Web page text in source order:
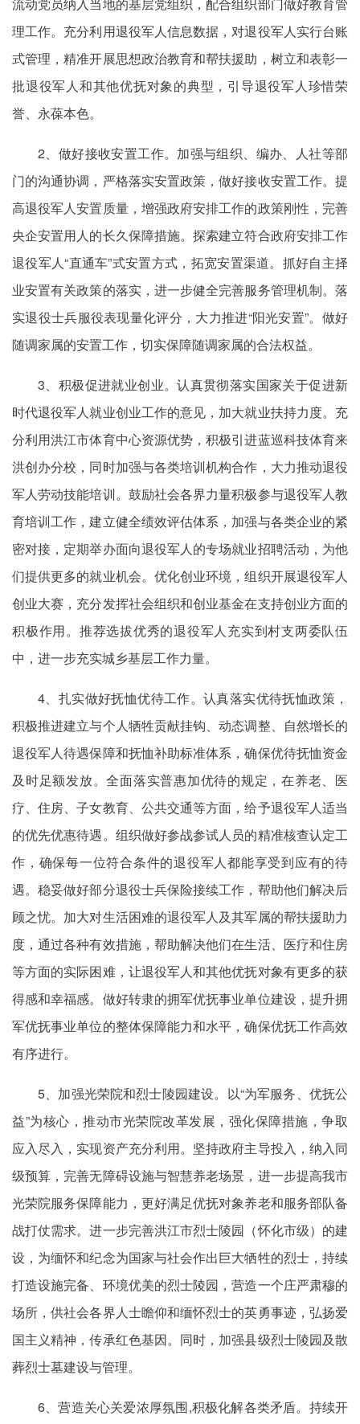
理工作。充分利用退役军人信息数据，对退役军人实行台账
式管理，精准开展思想政治教育和帮扶援助，树立和表彰一
批退役军人和其他优抚对象的典型，引导退役军人珍惜荣
誉、永葆本色。
2、做好接收安置工作。加强与组织、编办、人社等部
门的沟通协调，严格落实安置政策，做好接收安置工作。提
高退役军人安置质量，增强政府安排工作的政策刚性，完善
央企安置用人的长久保障措施。探索建立符合政府安排工作
退役军人“直通车”式安置方式，拓宽安置渠道。抓好自主择
业安置有关政策的落实，进一步健全完善服务管理机制。落
实退役士兵服役表现量化评分，大力推进“阳光安置”。做好
随调家属的安置工作，切实保障随调家属的合法权益。
3、积极促进就业创业。认真贯彻落实国家关于促进新
时代退役军人就业创业工作的意见，加大就业扶持力度。充
分利用洪江市体育中心资源优势，积极引进蓝巡科技体育来
洪创办分校，同时加强与各类培训机构合作，大力推动退役
军人劳动技能培训。鼓励社会各界力量积极参与退役军人教
育培训工作，建立健全绩效评估体系，加强与各类企业的紧
密对接，定期举办面向退役军人的专场就业招聘活动，为他
们提供更多的就业机会。优化创业环境，组织开展退役军人
创业大赛，充分发挥社会组织和创业基金在支持创业方面的
积极作用。推荐选拔优秀的退役军人充实到村支两委队伍
中，进一步充实城乡基层工作力量。
4、扎实做好抚恤优待工作。认真落实优待抚恤政策，
积极推进建立与个人牺牲贡献挂钩、动态调整、自然增长的
退役军人待遇保障和抚恤补助标准体系，确保优待抚恤资金
及时足额发放。全面落实普惠加优待的规定，在养老、医
疗、住房、子女教育、公共交通等方面，给予退役军人适当
的优先优惠待遇。组织做好参战参试人员的精准核查认定工
作，确保每一位符合条件的退役军人都能享受到应有的待
遇。稳妥做好部分退役士兵保险接续工作，帮助他们解决后
顾之忧。加大对生活困难的退役军人及其军属的帮扶援助力
度，通过各种有效措施，帮助解决他们在生活、医疗和住房
等方面的实际困难，让退役军人和其他优抚对象有更多的获
得感和幸福感。做好转隶的拥军优抚事业单位建设，提升拥
军优抚事业单位的整体保障能力和水平，确保优抚工作高效
有序进行。
5、加强光荣院和烈士陵园建设。以“为军服务、优抚公
益”为核心，推动市光荣院改革发展，强化保障措施，争取
应入尽入，实现资产充分利用。坚持政府主导投入，纳入同
级预算，完善无障碍设施与智慧养老场景，进一步提高我市
光荣院服务保障能力，更好满足优抚对象养老和服务部队备
战打仗需求。进一步完善洪江市烈士陵园（怀化市级）的建
设，为缅怀和纪念为国家与社会作出巨大牺牲的烈士，持续
打造设施完备、环境优美的烈士陵园，营造一个庄严肃穆的
场所，供社会各界人士瞻仰和缅怀烈士的英勇事迹，弘扬爱
国主义精神，传承红色基因。同时，加强县级烈士陵园及散
葬烈士墓建设与管理。
6、营造关心关爱浓厚氛围,积极化解各类矛盾。持续开